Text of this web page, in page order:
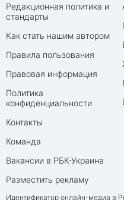
Редакционная политика и
стандарты
Как стать нашим автором
Правила пользования
Правовая информация
Политика
конфиденциальности
Контакты
Команда
Вакансии в РБК-Украина
Разместить рекламу
Идентификатор онлайн-медиа в